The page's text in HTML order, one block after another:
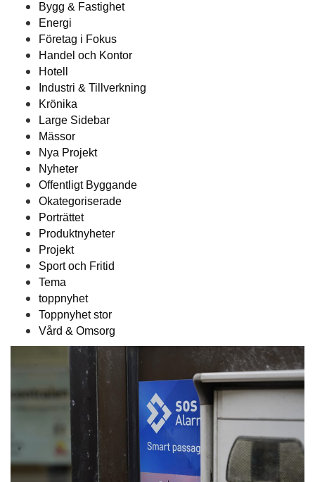
Bygg & Fastighet
Energi
Företag i Fokus
Handel och Kontor
Hotell
Industri & Tillverkning
Krönika
Large Sidebar
Mässor
Nya Projekt
Nyheter
Offentligt Byggande
Okategoriserade
Porträttet
Produktnyheter
Projekt
Sport och Fritid
Tema
toppnyhet
Toppnyhet stor
Vård & Omsorg